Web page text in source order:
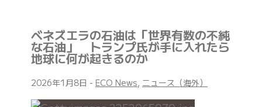
ベネズエラの石油は「世界有数の不純
な石油」 トランプ氏が手に入れたら
地球に何が起きるのか
2026年1月8日 - ECO News, ニュース（海外）